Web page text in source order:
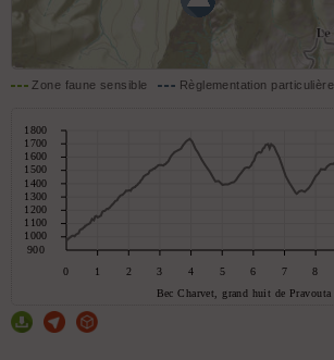
Zone faune sensible Règlementation particulière